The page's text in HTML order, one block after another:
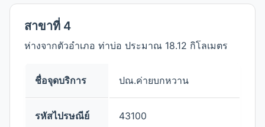
สาขาที่ 4
ห่างจากตัวอำเภอ ท่าบ่อ ประมาณ 18.12 กิโลเมตร
ชื่อจุดบริการ ปณ.ค่ายบกหวาน
รหัสไปรษณีย์ 43100